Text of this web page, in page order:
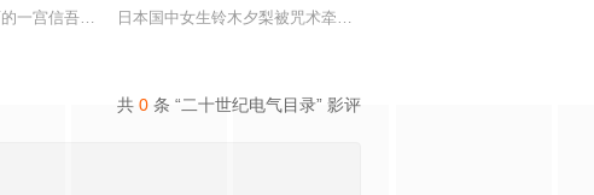
理智与知识在帝国军中步步高升的故事。
一宫信吾，在一觉醒来之后竟然发现自己转生来到了异世界，成为了贫穷贵族家最
日本国中女生铃木夕梨被咒术牵引至纪元前的赫梯帝国，并长期遭
共 0 条 “二十世纪电气目录” 影评